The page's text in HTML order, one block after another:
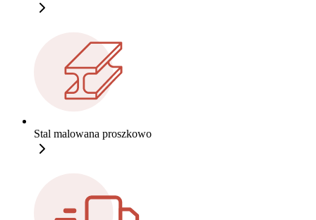
Stal malowana proszkowo